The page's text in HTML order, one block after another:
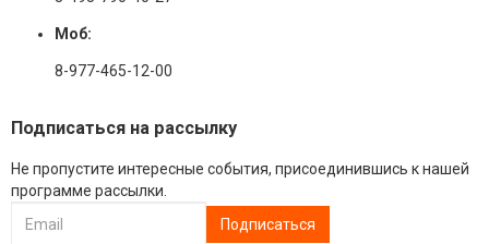
Моб:
8-977-465-12-00
Подписаться на рассылку
Не пропустите интересные события, присоединившись к нашей
программе рассылки.